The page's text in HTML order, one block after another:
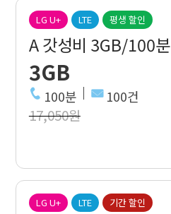
LG U+ LTE 평생 할인
A 갓성비 3GB/100분
3GB
100분 100건
17,050원
LG U+ LTE 기간 할인